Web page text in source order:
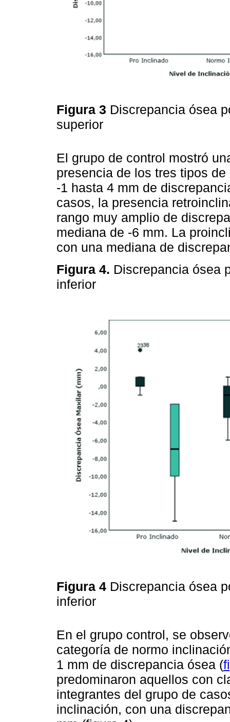
Figura 3 Discrepancia ósea
superior
El grupo de control mostró
presencia de los tres tipos
-1 hasta 4 mm de
casos, la presencia
rango muy amplio de
mediana de -6 mm. La
con una mediana de
Figura 4. Discrepancia ósea
inferior
Figura 4 Discrepancia ósea
inferior
En el grupo control, se
categoría de normo
1 mm de discrepancia ósea (
predominaron aquellos con
integrantes del grupo de
inclinación, con una